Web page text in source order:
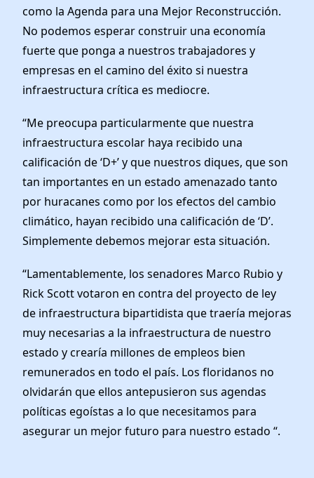
como la Agenda para una Mejor Reconstrucción.
No podemos esperar construir una economía
fuerte que ponga a nuestros trabajadores y
empresas en el camino del éxito si nuestra
infraestructura crítica es mediocre.
“Me preocupa particularmente que nuestra
infraestructura escolar haya recibido una
calificación de ‘D+’ y que nuestros diques, que son
tan importantes en un estado amenazado tanto
por huracanes como por los efectos del cambio
climático, hayan recibido una calificación de ‘D’.
Simplemente debemos mejorar esta situación.
“Lamentablemente, los senadores Marco Rubio y
Rick Scott votaron en contra del proyecto de ley
de infraestructura bipartidista que traería mejoras
muy necesarias a la infraestructura de nuestro
estado y crearía millones de empleos bien
remunerados en todo el país. Los floridanos no
olvidarán que ellos antepusieron sus agendas
políticas egoístas a lo que necesitamos para
asegurar un mejor futuro para nuestro estado “.